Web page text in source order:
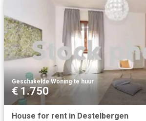
Geschakelde Woning·te huur
€ 1.750
House for rent in Destelbergen